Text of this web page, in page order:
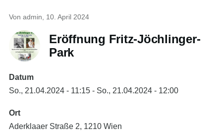
Von admin , 10. April 2024
Eröffnung Fritz-Jöchlinger-
Park
Datum
So., 21.04.2024 - 11:15 - So., 21.04.2024 - 12:00
Ort
Aderklaaer Straße 2, 1210 Wien